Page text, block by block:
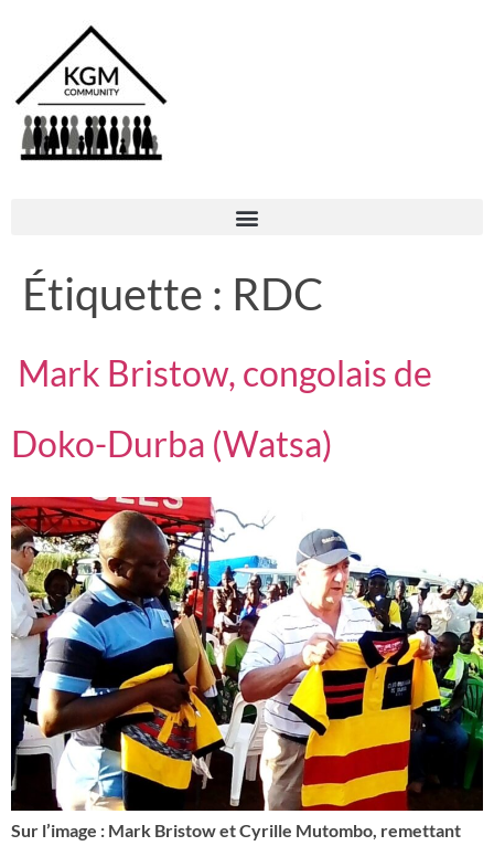
Étiquette : RDC
Mark Bristow, congolais de
Doko-Durba (Watsa)
Sur l’image : Mark Bristow et Cyrille Mutombo, remettant